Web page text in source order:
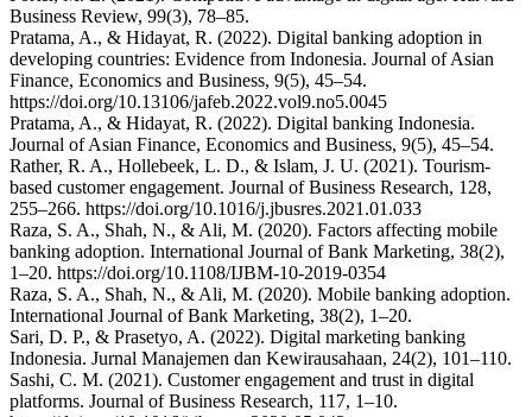
Business Review, 99(3), 78–85.
Pratama, A., & Hidayat, R. (2022). Digital banking adoption in
developing countries: Evidence from Indonesia. Journal of Asian
Finance, Economics and Business, 9(5), 45–54.
https://doi.org/10.13106/jafeb.2022.vol9.no5.0045
Pratama, A., & Hidayat, R. (2022). Digital banking Indonesia.
Journal of Asian Finance, Economics and Business, 9(5), 45–54.
Rather, R. A., Hollebeek, L. D., & Islam, J. U. (2021). Tourism-
based customer engagement. Journal of Business Research, 128,
255–266. https://doi.org/10.1016/j.jbusres.2021.01.033
Raza, S. A., Shah, N., & Ali, M. (2020). Factors affecting mobile
banking adoption. International Journal of Bank Marketing, 38(2),
1–20. https://doi.org/10.1108/IJBM-10-2019-0354
Raza, S. A., Shah, N., & Ali, M. (2020). Mobile banking adoption.
International Journal of Bank Marketing, 38(2), 1–20.
Sari, D. P., & Prasetyo, A. (2022). Digital marketing banking
Indonesia. Jurnal Manajemen dan Kewirausahaan, 24(2), 101–110.
Sashi, C. M. (2021). Customer engagement and trust in digital
platforms. Journal of Business Research, 117, 1–10.